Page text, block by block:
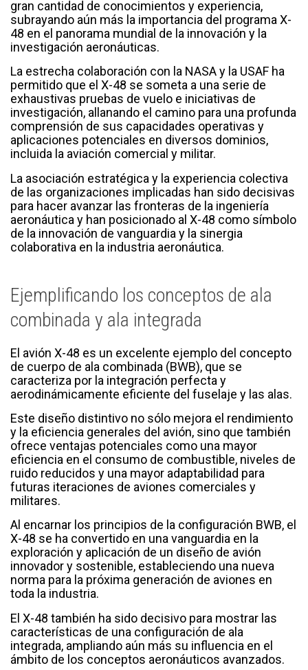
gran cantidad de conocimientos y experiencia,
subrayando aún más la importancia del programa X-
48 en el panorama mundial de la innovación y la
investigación aeronáuticas.
La estrecha colaboración con la NASA y la USAF ha
permitido que el X-48 se someta a una serie de
exhaustivas pruebas de vuelo e iniciativas de
investigación, allanando el camino para una profunda
comprensión de sus capacidades operativas y
aplicaciones potenciales en diversos dominios,
incluida la aviación comercial y militar.
La asociación estratégica y la experiencia colectiva
de las organizaciones implicadas han sido decisivas
para hacer avanzar las fronteras de la ingeniería
aeronáutica y han posicionado al X-48 como símbolo
de la innovación de vanguardia y la sinergia
colaborativa en la industria aeronáutica.
Ejemplificando los conceptos de ala
combinada y ala integrada
El avión X-48 es un excelente ejemplo del concepto
de cuerpo de ala combinada (BWB), que se
caracteriza por la integración perfecta y
aerodinámicamente eficiente del fuselaje y las alas.
Este diseño distintivo no sólo mejora el rendimiento
y la eficiencia generales del avión, sino que también
ofrece ventajas potenciales como una mayor
eficiencia en el consumo de combustible, niveles de
ruido reducidos y una mayor adaptabilidad para
futuras iteraciones de aviones comerciales y
militares.
Al encarnar los principios de la configuración BWB, el
X-48 se ha convertido en una vanguardia en la
exploración y aplicación de un diseño de avión
innovador y sostenible, estableciendo una nueva
norma para la próxima generación de aviones en
toda la industria.
El X-48 también ha sido decisivo para mostrar las
características de una configuración de ala
integrada, ampliando aún más su influencia en el
ámbito de los conceptos aeronáuticos avanzados.